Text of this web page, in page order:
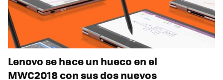
Lenovo se hace un hueco en el
MWC2018 con sus dos nuevos